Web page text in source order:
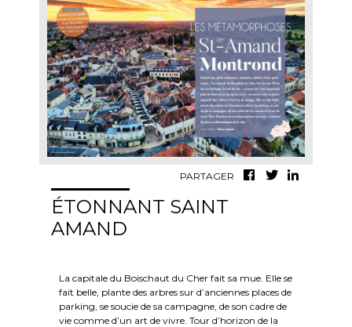
ÉTONNANT SAINT
AMAND
PARTAGER
La capitale du Boischaut du Cher fait sa mue. Elle se
fait belle, plante des arbres sur d’anciennes places de
parking, se soucie de sa campagne, de son cadre de
vie comme d’un art de vivre. Tour d’horizon de la